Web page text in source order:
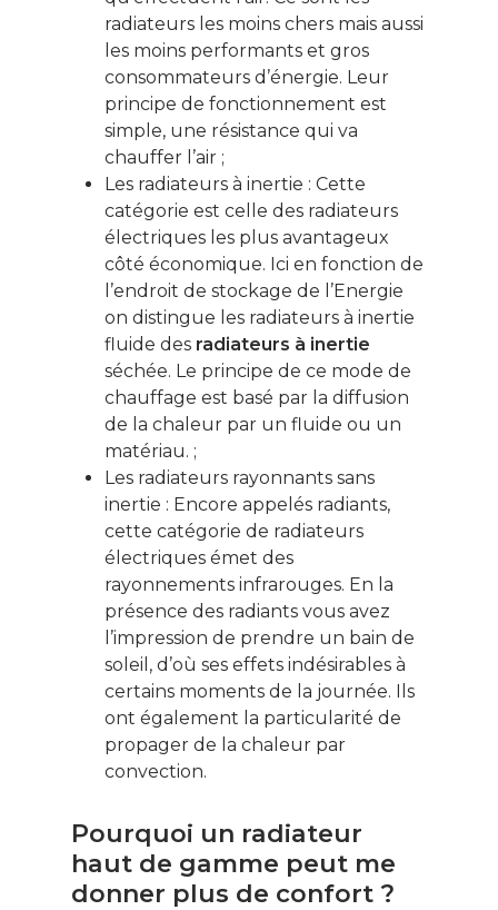
radiateurs les moins chers mais aussi
les moins performants et gros
consommateurs d’énergie. Leur
principe de fonctionnement est
simple, une résistance qui va
chauffer l’air ;
Les radiateurs à inertie : Cette
catégorie est celle des radiateurs
électriques les plus avantageux
côté économique. Ici en fonction de
l’endroit de stockage de l’Energie
on distingue les radiateurs à inertie
fluide des radiateurs à inertie
séchée. Le principe de ce mode de
chauffage est basé par la diffusion
de la chaleur par un fluide ou un
matériau. ;
Les radiateurs rayonnants sans
inertie : Encore appelés radiants,
cette catégorie de radiateurs
électriques émet des
rayonnements infrarouges. En la
présence des radiants vous avez
l’impression de prendre un bain de
soleil, d’où ses effets indésirables à
certains moments de la journée. Ils
ont également la particularité de
propager de la chaleur par
convection.
Pourquoi un radiateur
haut de gamme peut me
donner plus de confort ?